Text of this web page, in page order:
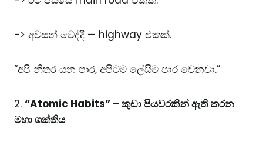
-> අවසන් වෙද්දී — highway එකක්.
“අපි නිතර යන පාර, අපිටම ලේසිම පාර වෙනවා.”
2. “Atomic Habits” – කුඩා පියවරකින් ඇති කරන
මහා ශක්තිය